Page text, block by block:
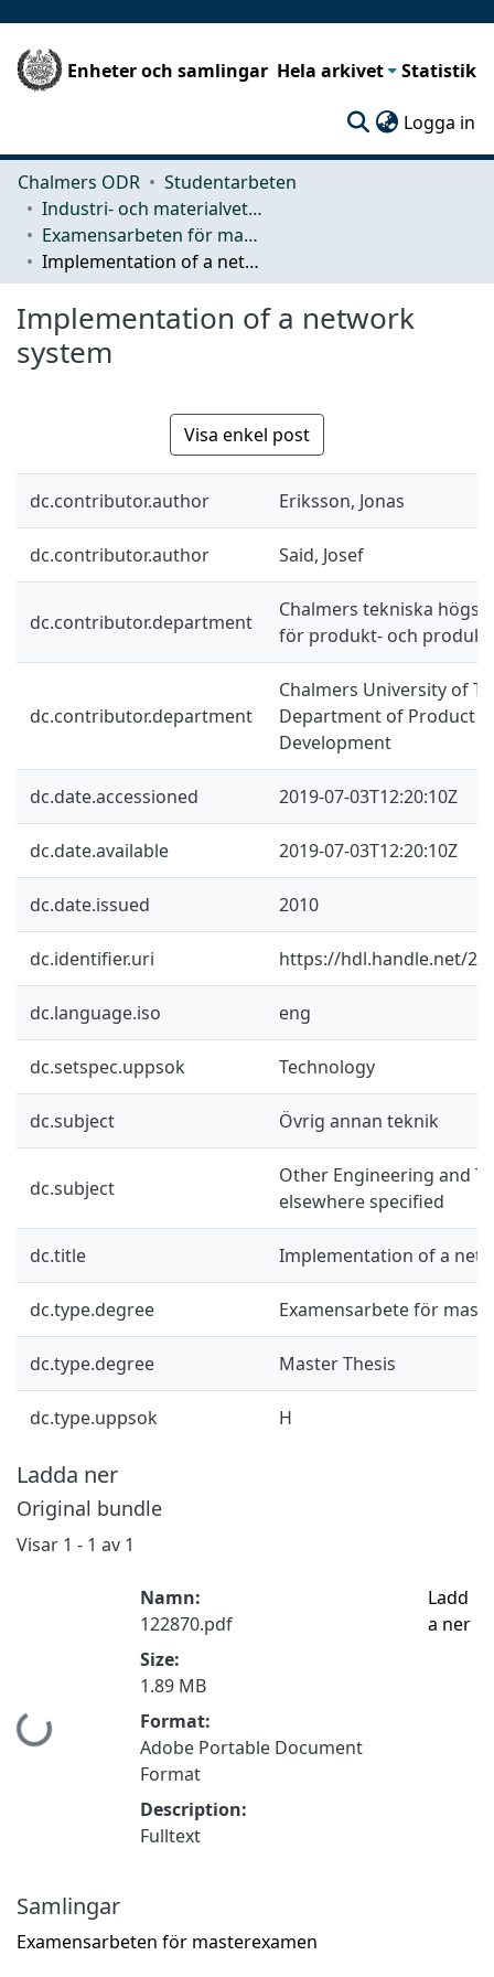
Enheter och samlingar Hela arkivet Statistik
Logga in
Chalmers ODR
Studentarbeten
Industri- och materialvetenskap (IMS)
Examensarbeten för masterexamen
Implementation of a network system
Implementation of a network
system
Visa enkel post
dc.contributor.author Eriksson, Jonas
dc.contributor.author Said, Josef
dc.contributor.department
Chalmers tekniska
för produkt- och
dc.contributor.department
Chalmers University of
Department of Product
Development
dc.date.accessioned 2019-07-03T12:20:10Z
dc.date.available 2019-07-03T12:20:10Z
dc.date.issued 2010
dc.identifier.uri https://hdl.handle.net/
dc.language.iso eng
dc.setspec.uppsok Technology
dc.subject Övrig annan teknik
dc.subject
Other Engineering and
elsewhere specified
dc.title Implementation of a
dc.type.degree Examensarbete för
dc.type.degree Master Thesis
dc.type.uppsok H
Ladda ner
Original bundle
Visar 1 - 1 av 1
Hämtar...
Namn:
122870.pdf
Size:
1.89 MB
Format:
Adobe Portable Document
Format
Description:
Fulltext
Ladd
a ner
Samlingar
Examensarbeten för masterexamen